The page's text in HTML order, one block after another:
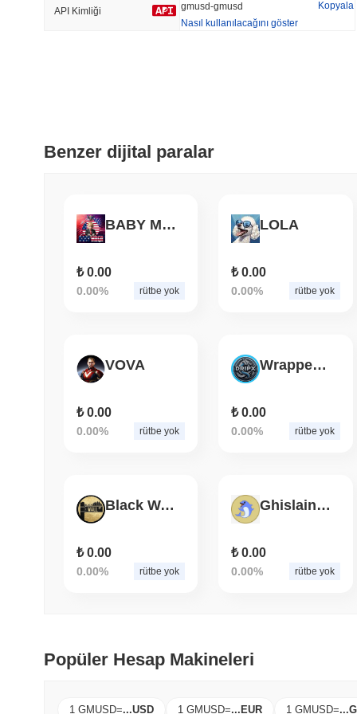
-2.92%
API Kimliği gmusd-gmusd
Kopyala
Nasıl kullanılacağını göster
Benzer dijital paralar
BABY MAGA
₺ 0.00
0.00% rütbe yok
LOLA
₺ 0.00
0.00% rütbe yok
VOVA
₺ 0.00
0.00% rütbe yok
Wrapped Drip
₺ 0.00
0.00% rütbe yok
Black Wall Street Coin
₺ 0.00
0.00% rütbe yok
Ghislaine Network
₺ 0.00
0.00% rütbe yok
Popüler Hesap Makineleri
1 GMUSD=...USD 1 GMUSD=...EUR 1 GMUSD=...